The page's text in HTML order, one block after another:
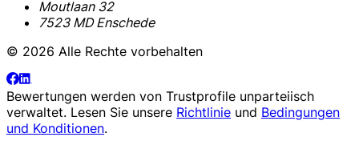
Moutlaan 32
7523 MD Enschede
© 2026 Alle Rechte vorbehalten
Bewertungen werden von Trustprofile unparteiisch
verwaltet. Lesen Sie unsere Richtlinie und Bedingungen
und Konditionen.